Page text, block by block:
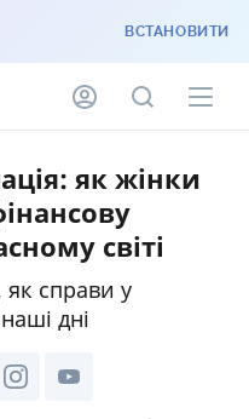
ВСТАНОВИТИ
як жінки
світі
справи у
дні